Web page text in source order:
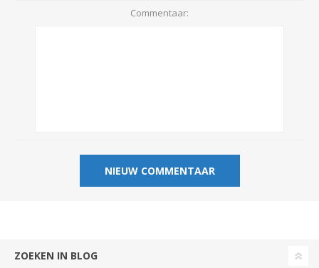
Commentaar:
ZOEKEN IN BLOG